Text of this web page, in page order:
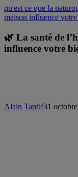
qu'est ce que la
maison influence
🌿 La santé de
influence votre
Alain Tardif31